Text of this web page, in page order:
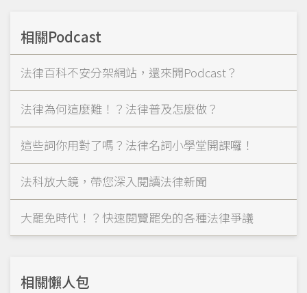
相關Podcast
法律百科不安分架網站，還來開Podcast？
法律為何這麼難！？法律普及怎麼做？
這些詞你用對了嗎？法律名詞小學堂開課囉！
法科放大鏡，帶您深入閱讀法律新聞
大罷免時代！？快速閱覽罷免的各種法律爭議
相關懶人包